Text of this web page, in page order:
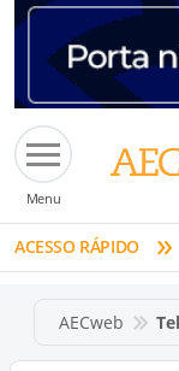
Menu
ACESSO RÁPIDO »
AECweb